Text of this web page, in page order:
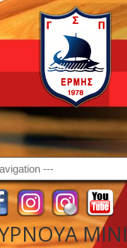
ΜΙΝΙ